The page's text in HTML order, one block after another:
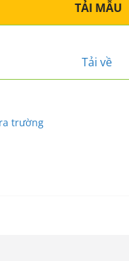
TẢI MẪU
Tải về
trường